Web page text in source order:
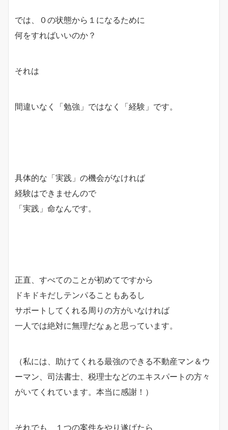
では、０の状態から１になるために
何をすればいいのか？
それは
間違いなく「勉強」ではなく「経験」です。
具体的な「実践」の機会がなければ
経験はできませんので
「実践」命なんです。
正直、すべてのことが初めてですから
ドキドキだしテンパることもあるし
サポートしてくれる周りの方がいなければ
一人では絶対に無理だなぁと思っています。
（私には、助けてくれる最強のできる不動産マン＆ウ
ーマン、司法書士、税理士などのエキスパートの方々
がいてくれています。本当に感謝！）
それでも、１つの案件をやり遂げたら